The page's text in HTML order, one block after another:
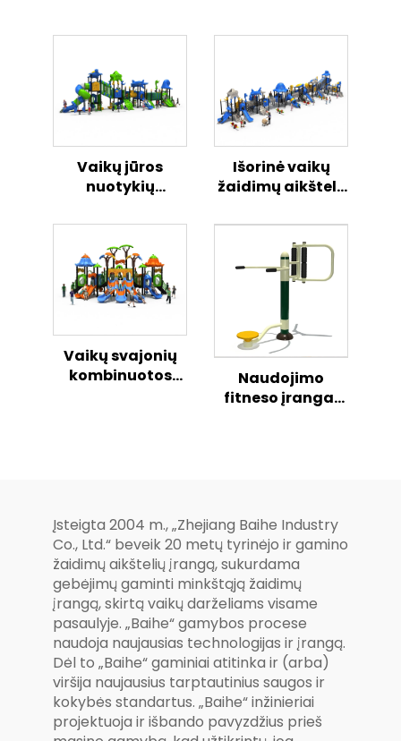
Vaikų jūros
nuotykių
slystykla
atvirame ore
Išorinė vaikų
žaidimų aikštelė
sintezė“ – saugi
ir linksma
kombinuota
slydimo serija
Vaikų svajonių
kombinuotos
Naudojimo
fitneso įranga,
naudojimo
fitneso įranga
Įsteigta 2004 m., „Zhejiang Baihe Industry
Co., Ltd.“ beveik 20 metų tyrinėjo ir gamino
žaidimų aikštelių įrangą, sukurdama
gebėjimų gaminti minkštąją žaidimų
įrangą, skirtą vaikų darželiams visame
pasaulyje. „Baihe“ gamybos procese
naudoja naujausias technologijas ir įrangą.
Dėl to „Baihe“ gaminiai atitinka ir (arba)
viršija naujausius tarptautinius saugos ir
kokybės standartus. „Baihe“ inžinieriai
projektuoja ir išbando pavyzdžius prieš